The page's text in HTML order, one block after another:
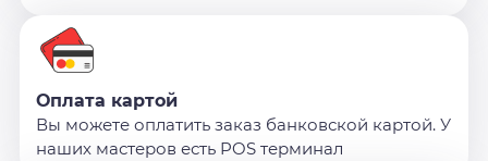
Оплата картой
Вы можете оплатить заказ банковской картой. У
наших мастеров есть POS терминал